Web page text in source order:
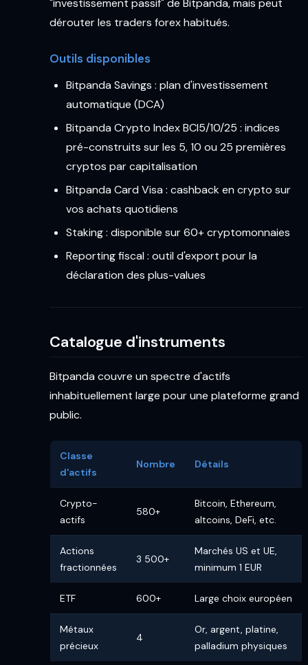
"investissement passif" de Bitpanda, mais peut
dérouter les traders forex habitués.
Outils disponibles
Bitpanda Savings : plan d'investissement
automatique (DCA)
Bitpanda Crypto Index BCI5/10/25 : indices
pré-construits sur les 5, 10 ou 25 premières
cryptos par capitalisation
Bitpanda Card Visa : cashback en crypto sur
vos achats quotidiens
Staking : disponible sur 60+ cryptomonnaies
Reporting fiscal : outil d'export pour la
déclaration des plus-values
Catalogue d'instruments
Bitpanda couvre un spectre d'actifs
inhabituellement large pour une plateforme grand
public.
Classe
d'actifs
Nombre Détails
Crypto-
actifs
580+
Bitcoin, Ethereum,
altcoins, DeFi, etc.
Actions
fractionnées
3 500+
Marchés US et UE,
minimum 1 EUR
ETF 600+ Large choix européen
Métaux
précieux
4
Or, argent, platine,
palladium physiques